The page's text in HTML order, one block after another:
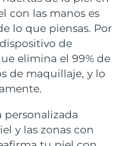
con las manos es
lo que piensas. Por
de
elimina el 99% de
de maquillaje, y lo
personalizada
y las zonas con
on-the-go
& lips
red light therapy
Cuidado bucal
sonic toothbrush
sonic toothbrush
FAQ™
Tratamientos LED
NEW
Entrega prevista
Entrega prevista
Entrega prevista08/08/2026
Entrega prevista
Entrega prevista12/08/2026